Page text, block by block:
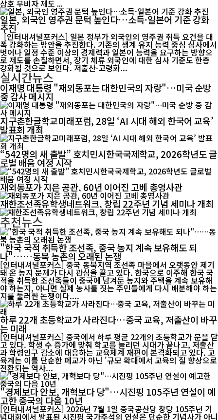
상호 무비자 제도 ...
일본, 외국인 영주권 문턱 높인다…소득·일본어 기준 강화
추진
[인터내셔널포커스] 일본 정부가 외국인의 영주권 취득 요건을 대
폭 강화하는 방안을 추진한다. 기존의 생계 유지 능력 중심 심사에서
벗어나 일정 수준 이상의 경제력과 일본어 능력을 요구하는 방향으
로 제도를 손질하면서, 장기 체류 외국인에 대한 심사 기준도 한층
강화될 것으로 보인다. 저출산·고령화...
실시간뉴스
이재명 대통령 "재외동포는 대한민국의 자랑"…미국 순방
중 감사 메시지
지구촌한글학교미래포럼, 28일 ‘AI 시대 해외 한국어 교육’
발표회 개최
“542명의 새 출발” 호치민시한국국제학교, 2026학년도 글
로벌 배움 여정 시작
재외동포가 지은 공관, 60년 이어진 고베 총영사관
재한조선족유학생네트워크, 창립 22주년 기념 세미나 개최
추천뉴스
"한국 국적 취득한 조선족, 중국 농지 계속 보유해도 되
나"……동북 농촌의 오래된 논쟁
[인터내셔널포커스] 중국 동북지역 조선족 마을에서 오랫동안 제기
돼 온 농지 문제가 다시 관심을 끌고 있다. 한국으로 이주해 한국 국
적을 취득한 조선족들이 중국에 남겨둔 농지와 주택을 계속 보유해
야 하는지, 아니면 실제 농사를 짓는 주민들에게 다시 배분해야 하는
지를 둘러싼 논쟁이다....
하루 22개 초등학교가 사라진다…중국 교육, 저출산이 바꾸
는 미래
[인터내셔널포커스] 중국에서 하루 평균 22개의 초등학교가 문을 닫
고 있다. 학생 수 증가에 맞춰 학교를 늘리던 시대가 끝나고, 저출산
과 학령인구 감소에 대응하는 교육체계 재편이 본격화되고 있다. 교
육계는 이를 단순한 폐교가 아닌 '규모 확대에서 교육의 질 향상으로
전환되는 역사...
"경제보다 안보, 개혁보다 당"…시진핑 105주년 연설이 예
고한 중국의 다음 10년
[인터내셔널포커스] 2026년 7월 1일 중국공산당 창당 105주년 기
념대회에서 발표된 시진핑 국가주석의 연설은 단순한 기념사가 아니